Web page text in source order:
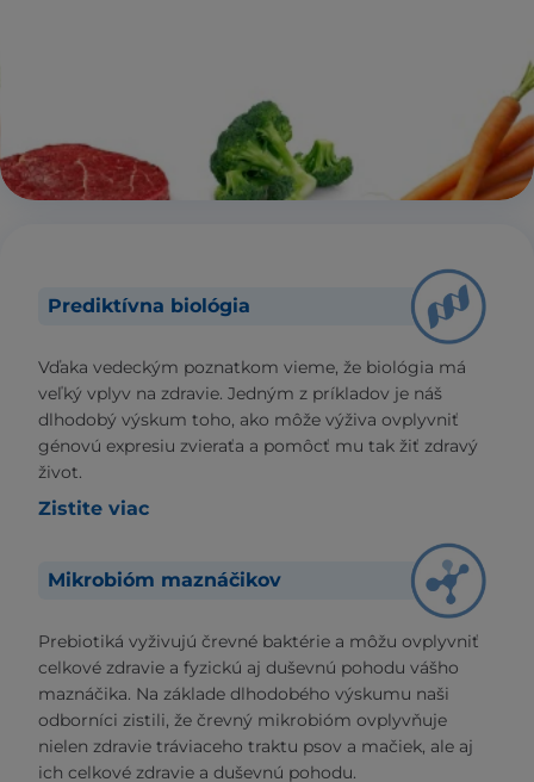
Prediktívna biológia
Vďaka vedeckým poznatkom vieme, že biológia má
veľký vplyv na zdravie. Jedným z príkladov je náš
dlhodobý výskum toho, ako môže výživa ovplyvniť
génovú expresiu zvieraťa a pomôcť mu tak žiť zdravý
život.
Zistite viac
Mikrobióm maznáčikov
Prebiotiká vyživujú črevné baktérie a môžu ovplyvniť
celkové zdravie a fyzickú aj duševnú pohodu vášho
maznáčika. Na základe dlhodobého výskumu naši
odborníci zistili, že črevný mikrobióm ovplyvňuje
nielen zdravie tráviaceho traktu psov a mačiek, ale aj
ich celkové zdravie a duševnú pohodu.